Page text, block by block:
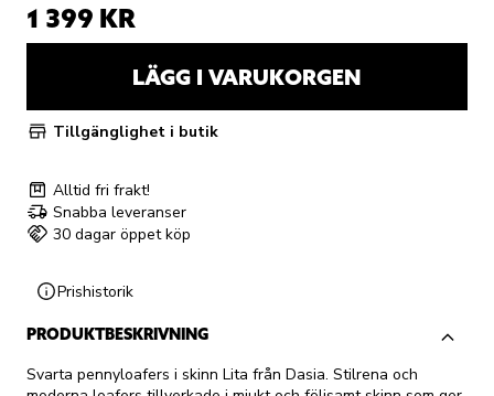
1 399 KR
LÄGG I VARUKORGEN
Tillgänglighet i butik
Alltid fri frakt!
Snabba leveranser
30 dagar öppet köp
Prishistorik
PRODUKTBESKRIVNING
Svarta pennyloafers i skinn Lita från Dasia. Stilrena och